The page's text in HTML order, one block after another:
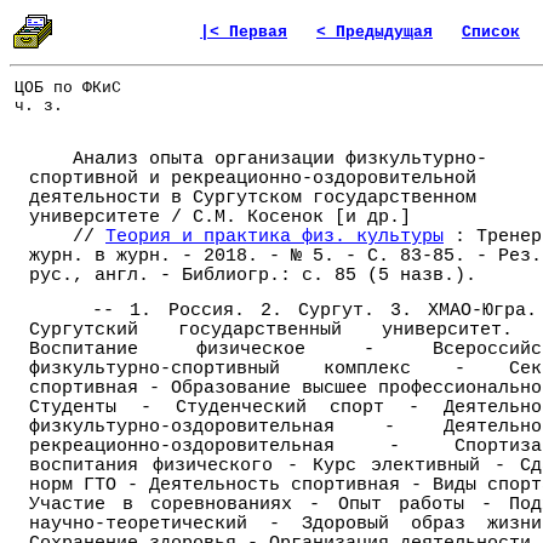
|< Первая < Предыдущая Список
ЦОБ по ФКиС
ч. з.
Анализ опыта организации физкультурно-
спортивной и рекреационно-оздоровительной
деятельности в Сургутском государственном
университете / С.М. Косенок [и др.]
// Теория и практика физ. культуры :
журн. в журн. - 2018. - № 5. - С. 83-85. -
рус., англ. - Библиогр.: с. 85 (5 назв.).
-- 1. Россия. 2. Сургут. 3. ХМАО-
Сургутский государственный
Воспитание физическое -
физкультурно-спортивный комплекс -
спортивная - Образование высшее
Студенты - Студенческий спорт -
физкультурно-оздоровительная -
рекреационно-оздоровительная -
воспитания физического - Курс элективный -
норм ГТО - Деятельность спортивная - Виды
Участие в соревнованиях - Опыт работы -
научно-теоретический - Здоровый образ